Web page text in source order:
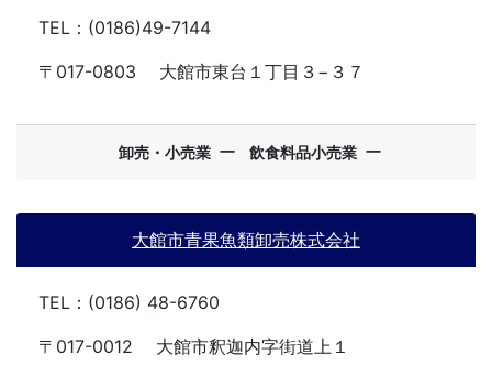
TEL：(0186)49-7144
〒017-0803
大館市東台１丁目３−３７
卸売・小売業 ー 飲食料品小売業 ー
大館市青果魚類卸売株式会社
TEL：(0186) 48-6760
〒017-0012
大館市釈迦内字街道上１